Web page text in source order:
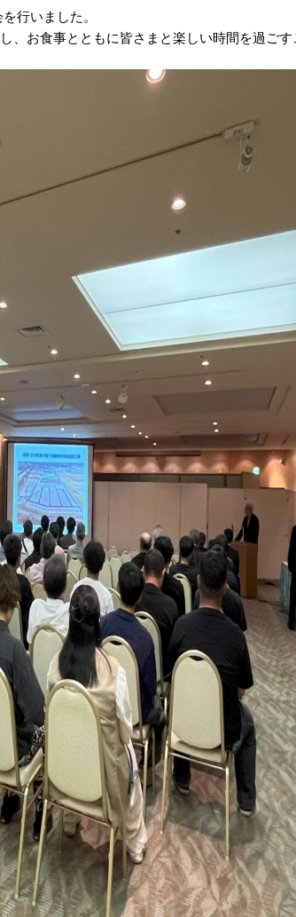
行いました。
、お食事とともに皆さまと楽しい時間を過ごす